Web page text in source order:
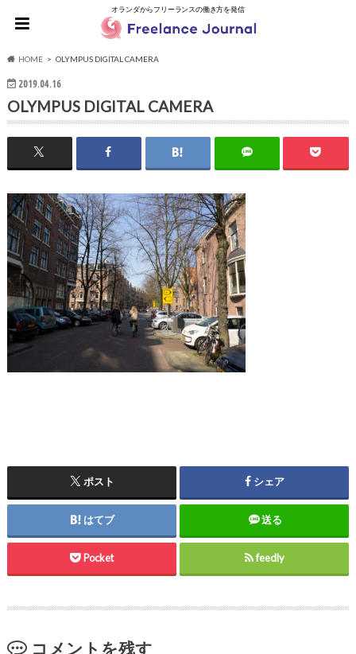
オランダからフリーランスの働き方を発信
HOME OLYMPUS DIGITAL CAMERA
2019.04.16
OLYMPUS DIGITAL CAMERA
ポスト シェア
はてブ 送る
Pocket feedly
コメントを残す